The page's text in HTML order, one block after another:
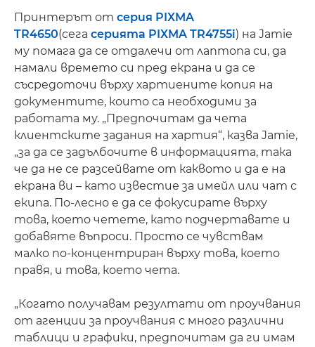
Принтерът от серия PIXMA
TR4650(сега серията PIXMA TR4755i) на Jamie
му помага да се отдалечи от лаптопа си, да
намали времето си пред екрана и да се
съсредоточи върху хартиените копия на
документите, които са необходими за
работата му. „Предпочитам да чета
клиентските задания на хартия“, казва Jamie,
„за да се задълбочите в информацията, така
че да не се разсейвате от каквото и да е на
екрана ви – като известие за имейл или чат с
екипа. По-лесно е да се фокусирате върху
това, което четете, като подчертавате и
добавяте въпроси. Просто се чувствам
малко по-концентриран върху това, което
правя, и това, което чета.
„Когато получавам резултати от проучвания
от агенции за проучвания с много различни
таблици и графики, предпочитам да ги имам